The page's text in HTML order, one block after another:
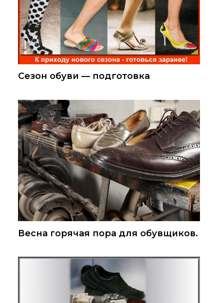
Сезон обуви — подготовка
Весна горячая пора для обувщиков.